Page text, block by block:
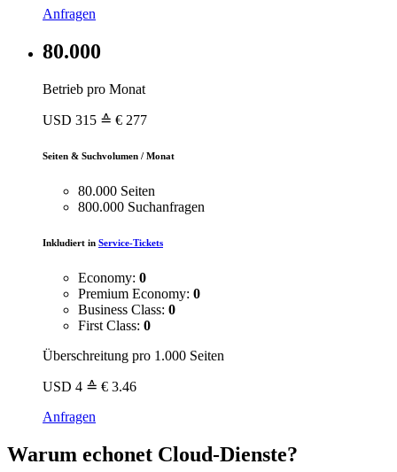
Anfragen
80.000
Betrieb pro Monat
USD 315 ≙ € 277
Seiten & Suchvolumen / Monat
80.000 Seiten
800.000 Suchanfragen
Inkludiert in Service-Tickets
Economy: 0
Premium Economy: 0
Business Class: 0
First Class: 0
Überschreitung pro 1.000 Seiten
USD 4 ≙ € 3.46
Anfragen
Warum echonet Cloud-Dienste?